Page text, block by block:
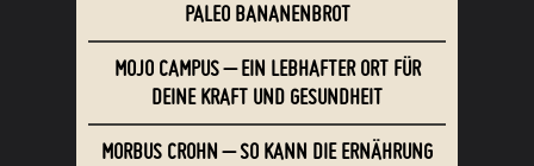
PALEO BANANENBROT
MOJO CAMPUS – EIN LEBHAFTER ORT FÜR
DEINE KRAFT UND GESUNDHEIT
MORBUS CROHN – SO KANN DIE ERNÄHRUNG